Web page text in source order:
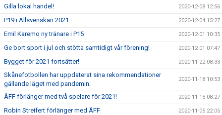
Gilla lokal handel! 2020-12-08 12:56
P19 i Allsvenskan 2021 2020-12-04 15:27
Emil Karemo ny tränare i P15 2020-12-01 10:35
Ge bort sport i jul och stötta samtidigt vår förening! 2020-12-01 07:47
Bygget för 2021 fortsätter! 2020-11-22 08:33
Skånefotbollen har uppdaterat sina rekommendationer
gällande läget med pandemin.
2020-11-18 10:53
ÄFF förlänger med två spelare för 2021! 2020-11-15 08:27
Robin Streifert förlänger med ÄFF 2020-11-05 22:05